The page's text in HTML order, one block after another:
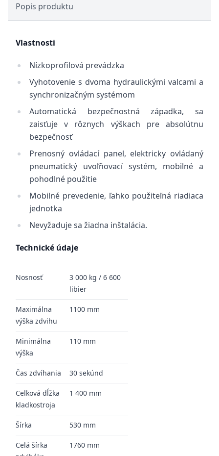
Popis produktu
Vlastnosti
Nízkoprofilová prevádzka
Vyhotovenie s dvoma hydraulickými valcami a
synchronizačným systémom
Automatická bezpečnostná západka, sa
zaisťuje v rôznych výškach pre absolútnu
bezpečnosť
Prenosný ovládací panel, elektricky ovládaný
pneumatický uvoľňovací systém, mobilné a
pohodlné použitie
Mobilné prevedenie, ľahko použiteľná riadiaca
jednotka
Nevyžaduje sa žiadna inštalácia.
Technické údaje
Nosnosť
3 000 kg / 6 600
libier
Maximálna
výška zdvihu
1100 mm
Minimálna
výška
110 mm
Čas zdvíhania 30 sekúnd
Celková dĺžka
kladkostroja
1 400 mm
Šírka 530 mm
Celá šírka
1760 mm